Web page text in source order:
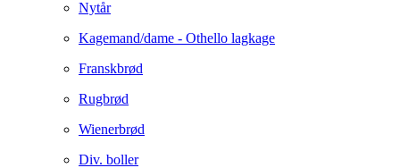
Nytår
Kagemand/dame - Othello lagkage
Franskbrød
Rugbrød
Wienerbrød
Div. boller